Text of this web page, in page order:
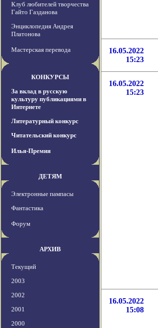
Клуб любителей творчества
Гайто Газданова
Энциклопедия Андрея
Платонова
Мастерская перевода
КОНКУРСЫ
За вклад в русскую
культуру публикациями в
Интернете
Литературный конкурс
Читательский конкурс
Илья-Премия
ДЕТЯМ
Электронные пампасы
Фантастика
Форум
АРХИВ
Текущий
2003
2002
2001
2000
16.05.2022
15:23
16.05.2022
15:23
16.05.2022
15:08